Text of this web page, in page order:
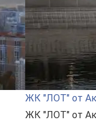
ЖК "ЛОТ" от
ЖК "ЛОТ" от